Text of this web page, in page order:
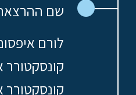
שם
לורם
קונסקטורר
קונסקטורר